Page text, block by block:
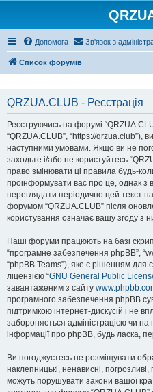
Допомога Зв'язок з
Список форумів
QRZUA.CLUB - Реєстрація
Реєструючись на форумі
“QRZUA.CLUB”, “https://qrzua.club”),
наступними умовами. Якщо ви не
заходьте і/або не користуйтесь
право змінювати ці правила будь-
проінформувати вас про це, однак з
переглядати періодично цей текст
форумом “QRZUA.CLUB” після
користування означає вашу згоду з
Наші форуми працюють на базі
“програмне забезпечення phpBB”,
“phpBB Teams”), яке є рішенням
ліцензією “GNU General Public
завантаженим з сайту
програмного забезпечення phpBB
підтримкою інтернет-дискусій і не
забороняється адміністрацією чи на
інформації про phpBB, будь ласка,
Ви погоджуєтесь не розміщувати
наклепницькі, ненависні, погрозливі,
можуть порушувати закони вашої